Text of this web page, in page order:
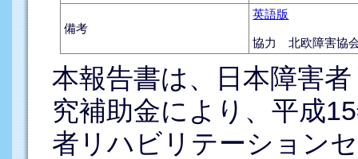
備考
英語版
協力 北欧障害協
本報告書は、日本障害
究補助金により、平成
者リハビリテーション